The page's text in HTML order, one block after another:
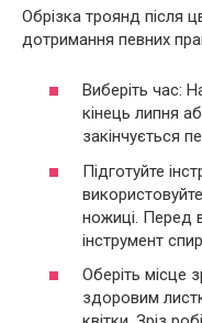
Обрізка троянд після
дотримання певних
Виберіть час:
кінець липня
закінчується
Підготуйте
ножиці. Перед
інструмент
Оберіть місце
здоровим